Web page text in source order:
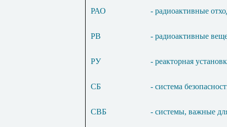
РАО - радиоактивные
РВ - радиоактивные
РУ - реакторная
СБ - система
СВБ - системы, важные